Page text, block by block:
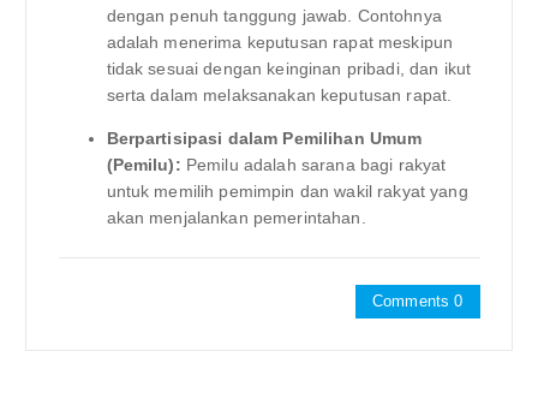
dengan penuh tanggung jawab. Contohnya
adalah menerima keputusan rapat meskipun
tidak sesuai dengan keinginan pribadi, dan ikut
serta dalam melaksanakan keputusan rapat.
Berpartisipasi dalam Pemilihan Umum
(Pemilu): Pemilu adalah sarana bagi rakyat
untuk memilih pemimpin dan wakil rakyat yang
akan menjalankan pemerintahan.
Comments 0